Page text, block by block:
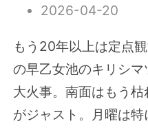
2026-04-20
もう20年以上は定点
の早乙女池のキリシ
大火事。南面はもう
がジャスト。月曜は